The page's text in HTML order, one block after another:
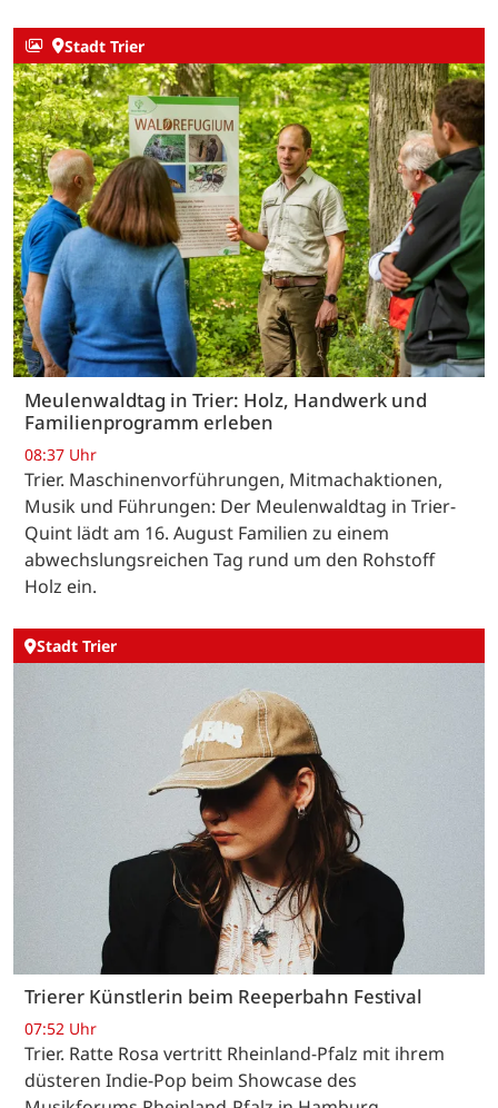
Stadt Trier
Meulenwaldtag in Trier: Holz, Handwerk und
Familienprogramm erleben
08:37 Uhr
Trier. Maschinenvorführungen, Mitmachaktionen,
Musik und Führungen: Der Meulenwaldtag in Trier-
Quint lädt am 16. August Familien zu einem
abwechslungsreichen Tag rund um den Rohstoff
Holz ein.
Stadt Trier
Trierer Künstlerin beim Reeperbahn Festival
07:52 Uhr
Trier. Ratte Rosa vertritt Rheinland-Pfalz mit ihrem
düsteren Indie-Pop beim Showcase des